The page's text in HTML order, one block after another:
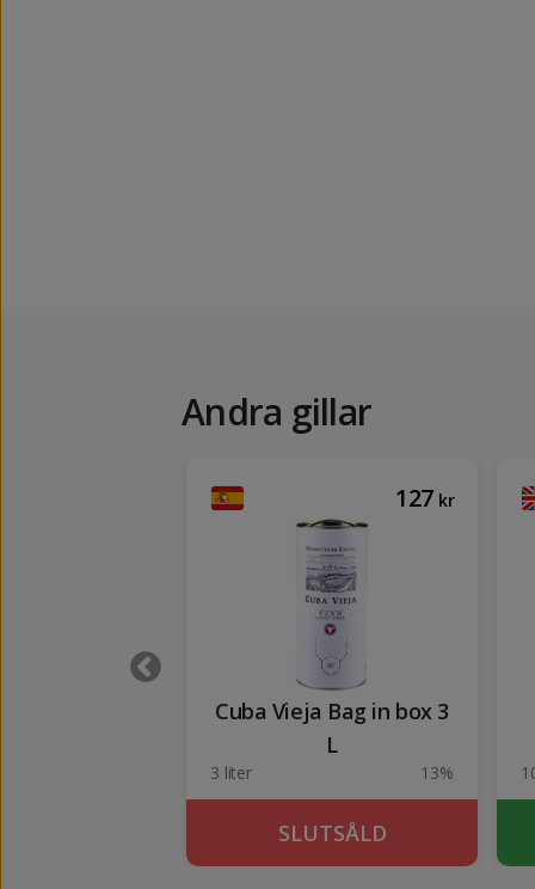
Andra gillar
127 kr
Cuba Vieja Bag in box 3
L
3 liter 13%
SLUTSÅLD